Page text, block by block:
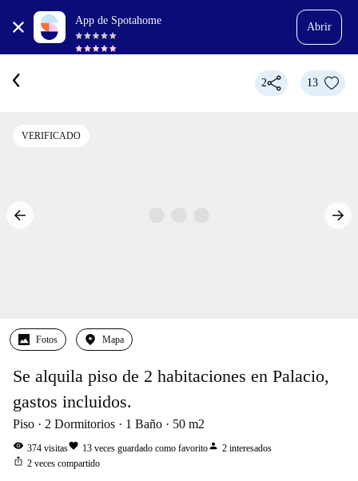
App de Spotahome
Abrir
2 13
VERIFICADO
Fotos Mapa
Se alquila piso de 2 habitaciones en Palacio,
gastos incluidos.
Piso 2 Dormitorios 1 Baño 50 m2
visibility 374 visitasfavorite 13 veces guardado como favoritoperson 2 interesados
ios_share 2 veces compartido